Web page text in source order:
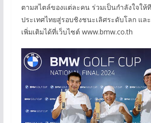
ตามสไตล์ของแต่ละคน ร่วมเป็นกำลังใจให้
ประเทศไทยสู่รอบชิงชนะเลิศระดับโลก แล
เพิ่มเติมได้ที่เว็บไซต์ www.bmw.co.th